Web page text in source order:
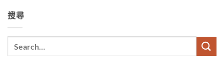
搜尋